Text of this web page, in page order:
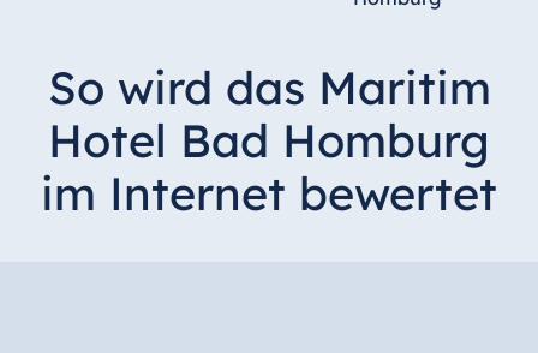
Wildungen
proArte Hotel
Berlin
Hotel Bonn
So wird das Maritim
Hotel Bad Homburg
im Internet bewertet